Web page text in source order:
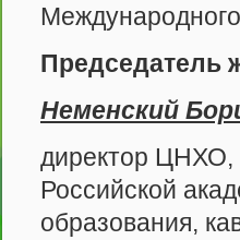
Председатель
Неменский
директор ЦНХО,
Российской
образования,